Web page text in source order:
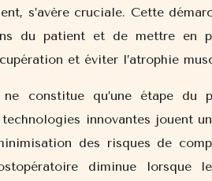
s’avère cruciale. Cette
du patient et de mettre en
et éviter l’atrophie
ne constitue qu’une étape du
technologies innovantes jouent
des risques de
diminue lorsque